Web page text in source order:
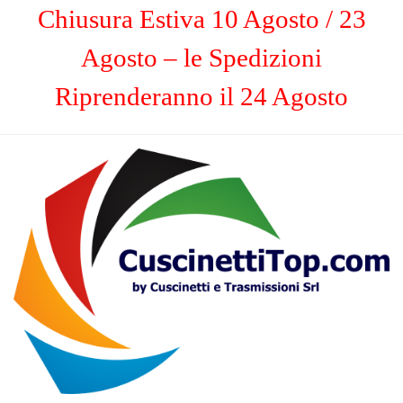
Chiusura Estiva 10 Agosto / 23
Agosto – le Spedizioni
Riprenderanno il 24 Agosto